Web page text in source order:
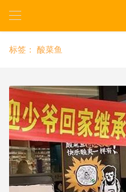
标签： 酸菜鱼